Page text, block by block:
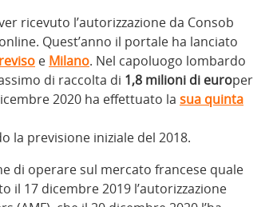
ricevuto l’autorizzazione da Consob
Quest’anno il portale ha lanciato
e Milano. Nel capoluogo lombardo
di raccolta di 1,8 milioni di europer
2020 ha effettuato la sua quinta
la previsione iniziale del 2018.
di operare sul mercato francese quale
il 17 dicembre 2019 l’autorizzazione